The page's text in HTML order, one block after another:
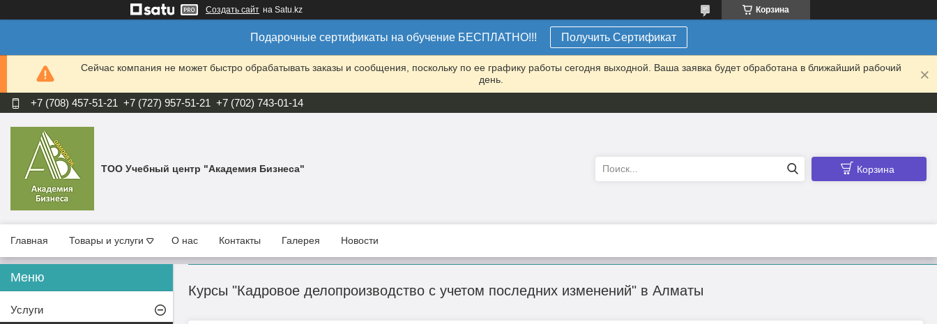
Создать сайт на Satu.kz Корзина
Подарочные сертификаты на обучение БЕСПЛАТНО!!! Получить Сертификат
Сейчас компания не может быстро обрабатывать заказы и сообщения, поскольку по ее графику работы сегодня выходной. Ваша заявка будет обработана в ближайший рабочий
день.
+7 (708) 457-51-21 +7 (727) 957-51-21 +7 (702) 743-01-14
ТОО Учебный центр "Академия Бизнеса" Корзина
Главная Товары и услуги О нас Контакты Галерея Новости
Курсы "Кадровое делопроизводство с учетом последних изменений" в Алматы
Услуги